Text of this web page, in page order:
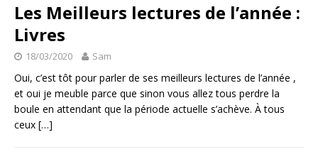
Les Meilleurs lectures de l’année :
Livres
18/03/2020 Sam
Oui, c’est tôt pour parler de ses meilleurs lectures de l’année ,
et oui je meuble parce que sinon vous allez tous perdre la
boule en attendant que la période actuelle s’achève. À tous
ceux […]